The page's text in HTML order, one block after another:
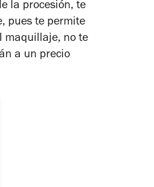
la procesión, te
pues te permite
maquillaje, no te
a un precio